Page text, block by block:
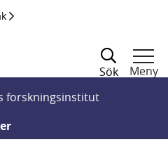
Sök
Meny
forskningsinstitut